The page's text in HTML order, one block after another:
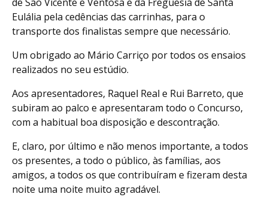
Eulália pela cedências das carrinhas, para o
transporte dos finalistas sempre que necessário.
Um obrigado ao Mário Carriço por todos os ensaios
realizados no seu estúdio.
Aos apresentadores, Raquel Real e Rui Barreto, que
subiram ao palco e apresentaram todo o Concurso,
com a habitual boa disposição e descontração.
E, claro, por último e não menos importante, a todos
os presentes, a todo o público, às famílias, aos
amigos, a todos os que contribuíram e fizeram desta
noite uma noite muito agradável.